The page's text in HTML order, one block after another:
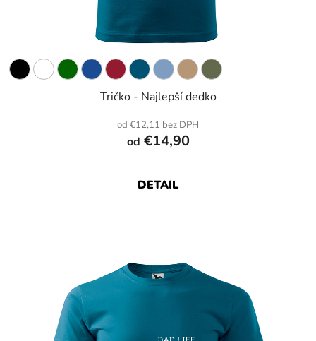
Tričko - Najlepší dedko
od €12,11 bez DPH
od €14,90
DETAIL